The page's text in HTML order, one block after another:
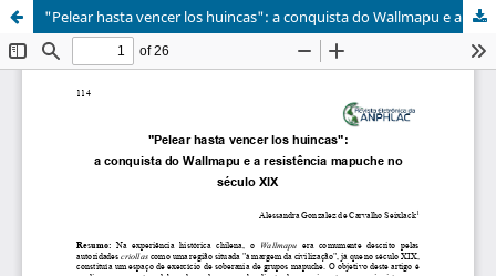
"Pelear hasta vencer los huincas": a conquista do Wallmapu e a resistência mapuche no século XIX